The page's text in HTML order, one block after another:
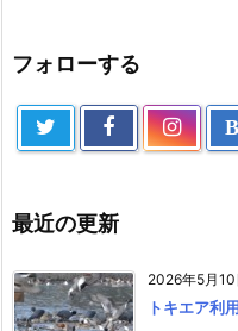
フォローする
最近の更新
2026年5月10
トキエア利